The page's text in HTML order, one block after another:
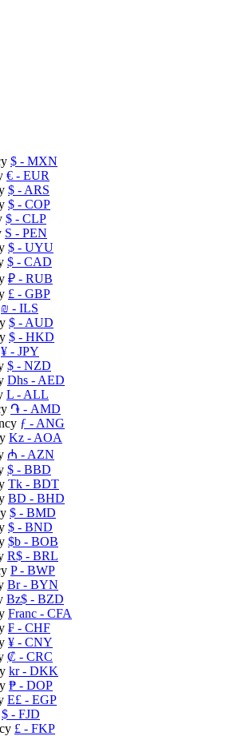
$ - MXN
€ - EUR
$ - ARS
$ - COP
$ - CLP
S - PEN
$ - UYU
$ - CAD
₽ - RUB
£ - GBP
₪ - ILS
$ - AUD
$ - HKD
¥ - JPY
$ - NZD
Dhs - AED
L - ALL
֏ - AMD
ƒ - ANG
Kz - AOA
₼ - AZN
$ - BBD
Tk - BDT
BD - BHD
$ - BMD
$ - BND
$b - BOB
R$ - BRL
P- BWP
Br- BYN
Bz$ - BZD
Franc - CFA
₣ - CHF
¥ - CNY
₡ - CRC
kr- DKK
₱ - DOP
E£ - EGP
$ - FJD
£ - FKP